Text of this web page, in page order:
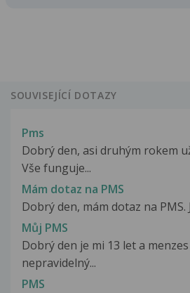
SOUVISEJÍCÍ DOTAZY
Pms
Dobrý den, asi druhým rokem
Vše funguje...
Mám dotaz na PMS
Dobrý den, mám dotaz na PMS.
Můj PMS
Dobrý den je mi 13 let a
nepravidelný...
PMS